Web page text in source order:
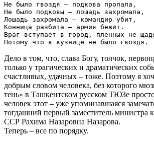
Не было гвоздя — подкова пропала,
Не было подковы — лошадь захромала,
Лошадь захромала — командир убит,
Конница разбита — армия бежит.
Враг вступает в город, пленных не
Дело в том, что, слава Богу, толчок,
только у трагических и драматических
счастливых, удачных – тоже. Поэтому я
добрым словом человека, без которого
тень» в Ташкентском русском ТЮЗе
человек этот – уже упоминавшаяся
тогдашний первый заместитель министра
ССР Рахима Назаровна Назарова.
Теперь – все по порядку.